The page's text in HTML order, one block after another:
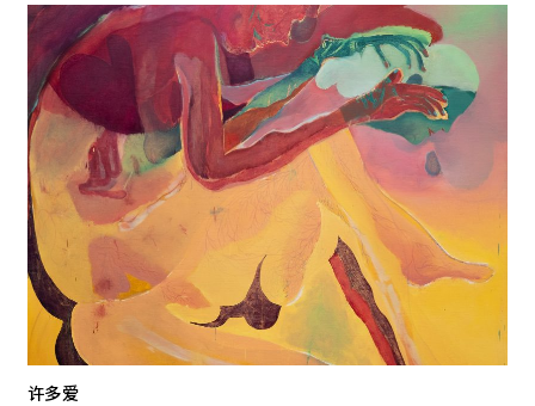
许多爱